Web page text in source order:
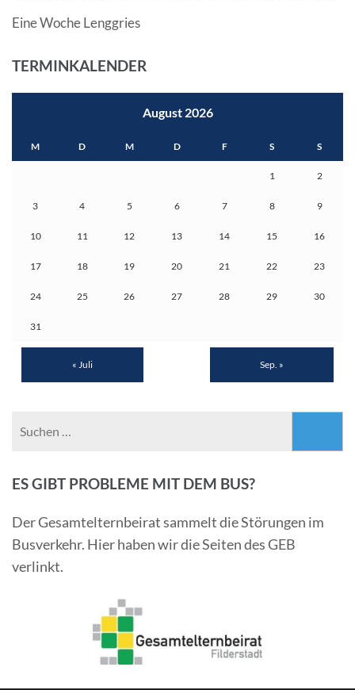
Eine Woche Lenggries
TERMINKALENDER
August 2026
M D M D F S S
1 2
3 4 5 6 7 8 9
10 11 12 13 14 15 16
17 18 19 20 21 22 23
24 25 26 27 28 29 30
31
« Juli Sep. »
ES GIBT PROBLEME MIT DEM BUS?
Der Gesamtelternbeirat sammelt die Störungen im
Busverkehr. Hier haben wir die Seiten des GEB
verlinkt.